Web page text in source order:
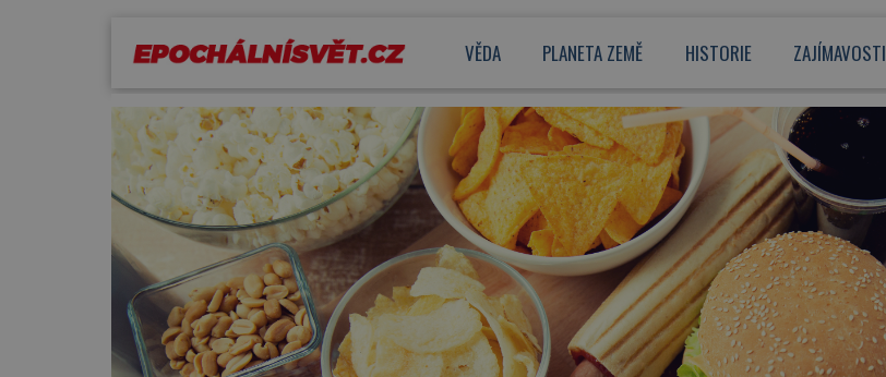
VĚDA PLANETA ZEMĚ HISTORIE ZAJÍMAVOSTI